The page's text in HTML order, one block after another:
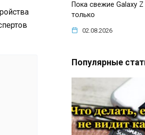
Пока свежие Galaxy
только
02.08.2026
Популярные